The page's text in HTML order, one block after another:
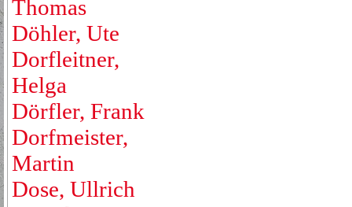
Thomas
Döhler, Ute
Dorfleitner,
Helga
Dörfler, Frank
Dorfmeister,
Martin
Dose, Ullrich